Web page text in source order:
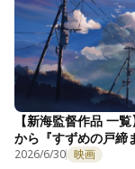
【新海監督作品 一
から『すずめの戸締
2026/6/30 映画